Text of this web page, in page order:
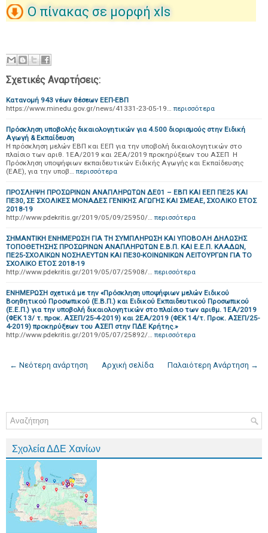
Ο πίνακας σε μορφή xls
Σχετικές Αναρτήσεις:
Κατανομή 943 νέων θέσεων ΕΕΠ-ΕΒΠ
https://www.minedu.gov.gr/news/41331-23-05-19… περισσότερα
Πρόσκληση υποβολής δικαιολογητικών για 4.500 διορισμούς στην Ειδική
Αγωγή & Εκπαίδευση
Η πρόσκληση μελών ΕΒΠ και ΕΕΠ για την υποβολή δικαιολογητικών στο
πλαίσιο των αριθ. 1ΕΑ/2019 και 2ΕΑ/2019 προκηρύξεων του ΑΣΕΠ Η
Πρόσκληση υποψήφιων εκπαιδευτικών Ειδικής Αγωγής και Εκπαίδευσης
(ΕΑΕ), για την υποβ… περισσότερα
ΠΡΟΣΛΗΨΗ ΠΡΟΣΩΡΙΝΩΝ ΑΝΑΠΛΗΡΩΤΩΝ ΔΕ01 – ΕΒΠ ΚΑΙ ΕΕΠ ΠΕ25 KAI
ΠΕ30, ΣΕ ΣΧΟΛΙΚΕΣ ΜΟΝΑΔΕΣ ΓΕΝΙΚΗΣ ΑΓΩΓΗΣ ΚΑΙ ΣΜΕΑΕ, ΣΧΟΛΙΚΟ ΕΤΟΣ
2018-19
http://www.pdekritis.gr/2019/05/09/25950/… περισσότερα
ΣΗΜΑΝΤΙΚΗ ΕΝΗΜΕΡΩΣΗ ΓΙΑ TH ΣΥΜΠΛΗΡΩΣΗ ΚΑΙ ΥΠΟΒΟΛΗ ΔΗΛΩΣΗΣ
ΤΟΠΟΘΕΤΗΣΗΣ ΠΡΟΣΩΡΙΝΩΝ ΑΝΑΠΛΗΡΩΤΩΝ Ε.Β.Π. ΚΑΙ Ε.Ε.Π. ΚΛΑΔΩΝ,
ΠΕ25-ΣΧΟΛΙΚΩΝ ΝΟΣΗΛΕΥΤΩΝ ΚΑΙ ΠΕ30-ΚΟΙΝΩΝΙΚΩΝ ΛΕΙΤΟΥΡΓΩΝ ΓΙΑ ΤΟ
ΣΧΟΛΙΚΟ ΕΤΟΣ 2018-19
http://www.pdekritis.gr/2019/05/07/25908/… περισσότερα
ΕΝΗΜΕΡΩΣΗ σχετικά με την «Πρόσκληση υποψήφιων μελών Ειδικού
Βοηθητικού Προσωπικού (Ε.Β.Π.) και Ειδικού Εκπαιδευτικού Προσωπικού
(Ε.Ε.Π.) για την υποβολή δικαιολογητικών στο πλαίσιο των αριθμ. 1ΕΑ/2019
(ΦΕΚ 13/ τ. προκ. ΑΣΕΠ/25-4-2019) και 2ΕΑ/2019 (ΦΕΚ 14/τ. Προκ. ΑΣΕΠ/25-
4-2019) προκηρύξεων του ΑΣΕΠ στην ΠΔΕ Κρήτης.»
http://www.pdekritis.gr/2019/05/07/25892/… περισσότερα
← Νεότερη ανάρτηση Παλαιότερη Ανάρτηση →
Αρχική σελίδα
Σχολεία ΔΔΕ Χανίων